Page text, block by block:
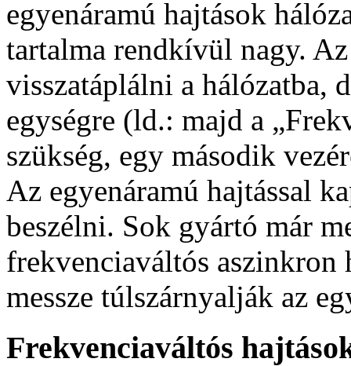
egyenáramú hajtások
tartalma rendkívül nagy.
visszatáplálni a hálózatba,
egységre (ld.: majd a
szükség, egy második
Az egyenáramú hajtással
beszélni. Sok gyártó már
frekvenciaváltós aszinkron
messze túlszárnyalják az
Frekvenciaváltós